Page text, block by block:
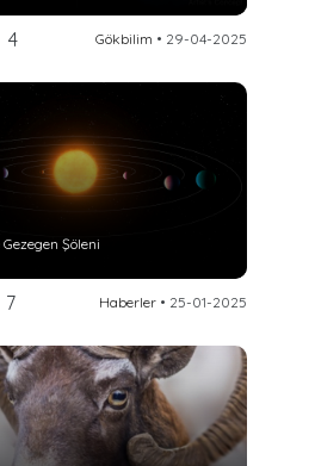
4 Gökbilim • 29-04-2025
Şöleni
7 Haberler• 25-01-2025